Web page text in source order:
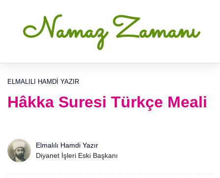
Namaz Zamanı
ELMALILI HAMDI YAZIR
Hâkka Suresi Türkçe Meali
Elmalılı Hamdi Yazır
Diyanet İşleri Eski Başkanı